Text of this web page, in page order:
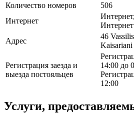
Количество номеров
506
Интернет
Адрес
46
Kaisariani
Регистрация заезда и
выезда постояльцев
14:00 до
12:00
Услуги,